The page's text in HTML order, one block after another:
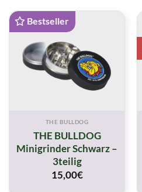
Bestseller
THE BULLDOG
THE BULLDOG
Minigrinder Schwarz –
3teilig
15,00€